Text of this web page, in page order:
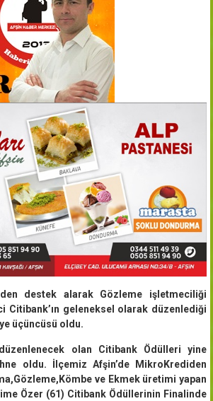
destek alarak Gözleme işletmeciliği
Citibank’ın geleneksel olarak düzenlediği
üçüncüsü oldu.
olan Citibank Ödülleri yine
oldu. İlçemiz Afşin’de MikroKrediden
ve Ekmek üretimi yapan
Özer (61) Citibank Ödüllerinin Finalinde